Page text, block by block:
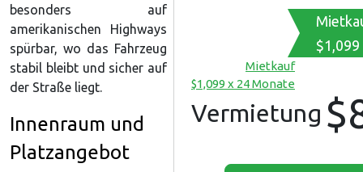
Mietkauf
$1,099 x 24 Monate
Vermietung
besonders auf
amerikanischen Highways
spürbar, wo das Fahrzeug
stabil bleibt und sicher auf
der Straße liegt.
Innenraum und
Platzangebot